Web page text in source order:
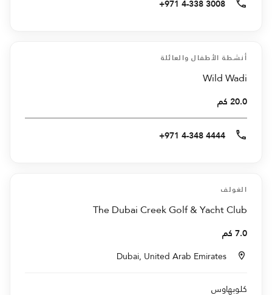
+971 4-338 3008
أنشطة الأطفال والعائلة
Wild Wadi
20.0 كم
+971 4-348 4444
الغولف
The Dubai Creek Golf & Yacht Club
7.0 كم
Dubai, United Arab Emirates
كلوبهاوس